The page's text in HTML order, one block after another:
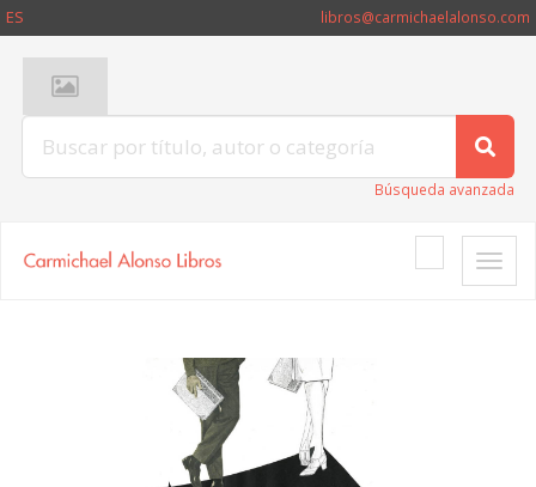
ES libros@carmichaelalonso.com
Búsqueda avanzada
Toggle